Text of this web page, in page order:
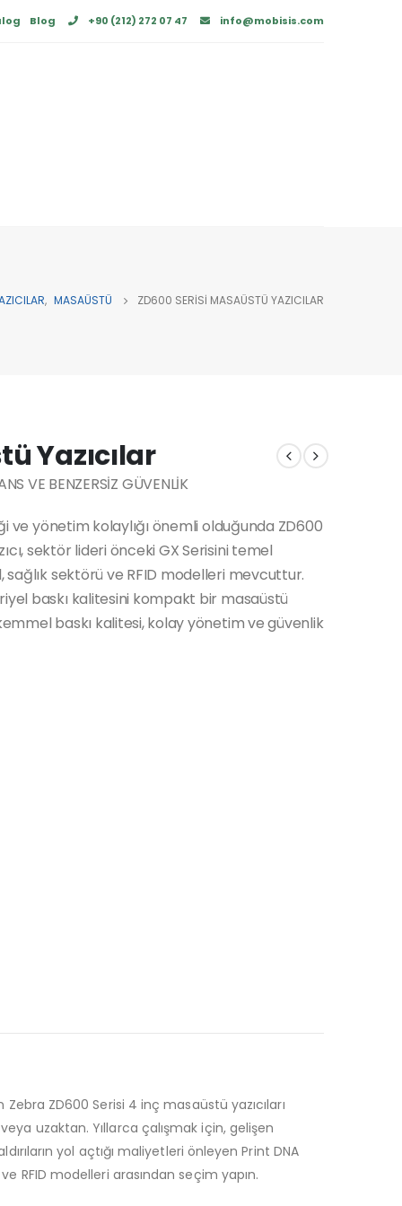
Blog +90 (212) 272 07 47 info@mobisis.com
, MASAÜSTÜ ZD600 SERISI MASAÜSTÜ YAZICILAR
Yazıcılar
VE BENZERSİZ GÜVENLİK
ve yönetim kolaylığı önemli olduğunda ZD600
sektör lideri önceki GX Serisini temel
sektörü ve RFID modelleri mevcuttur.
baskı kalitesini kompakt bir masaüstü
baskı kalitesi, kolay yönetim ve güvenlik
ZD600 Serisi 4 inç masaüstü yazıcıları
uzaktan. Yıllarca çalışmak için, gelişen
yol açtığı maliyetleri önleyen Print DNA
RFID modelleri arasından seçim yapın.